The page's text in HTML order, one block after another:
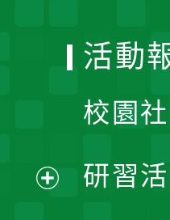
活動
校園
研習